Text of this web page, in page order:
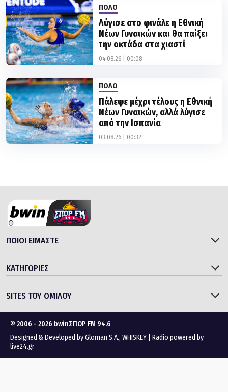
ΠΟΛΟ
Λύγισε στο φινάλε η Εθνική
Νέων Γυναικών και θα παίξει
την οκτάδα στα χιαστί
04.08.26 | 00:08
ΠΟΛΟ
Πάλεψε μέχρι τέλους η Εθνική
Νέων Γυναικών, αλλά λύγισε
από την Ισπανία
03.08.26 | 00:32
ΠΟΙΟΙ ΕΙΜΑΣΤΕ
ΚΑΤΗΓΟΡΙΕΣ
SITES ΤΟΥ ΟΜΙΛΟΥ
© 2006 - 2026 bwinΣΠΟΡ FM 94.6
Designed & Developed byGloman S.A., WHISKEY
Radio powered by
live24.gr